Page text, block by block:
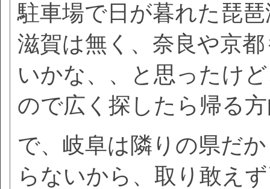
駐車場で日が暮れた琵
滋賀は無く、奈良や京
いかな、、と思ったけ
ので広く探したら帰る
で、岐阜は隣りの県だ
らないから、取り敢え